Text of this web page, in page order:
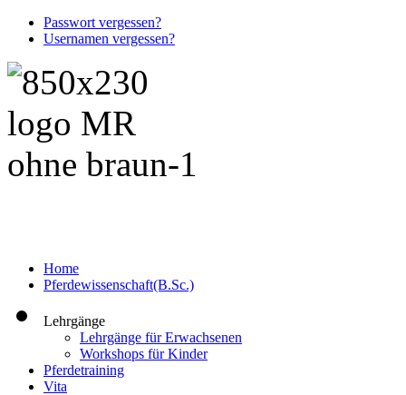
Passwort vergessen?
Usernamen vergessen?
Home
Pferdewissenschaft(B.Sc.)
Lehrgänge
Lehrgänge für Erwachsenen
Workshops für Kinder
Pferdetraining
Vita